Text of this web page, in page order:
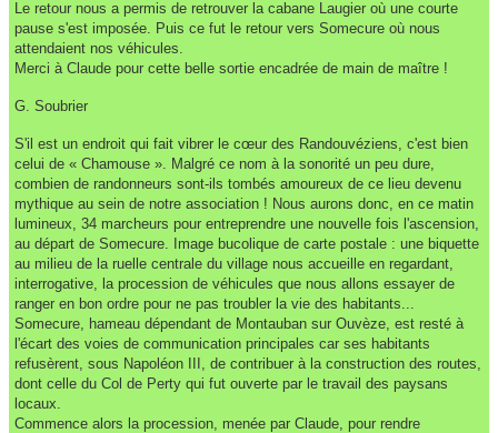
Le retour nous a permis de retrouver la cabane Laugier où une courte
pause s'est imposée. Puis ce fut le retour vers Somecure où nous
attendaient nos véhicules.
Merci à Claude pour cette belle sortie encadrée de main de maître !
G. Soubrier
S'il est un endroit qui fait vibrer le cœur des Randouvéziens, c'est bien
celui de « Chamouse ». Malgré ce nom à la sonorité un peu dure,
combien de randonneurs sont-ils tombés amoureux de ce lieu devenu
mythique au sein de notre association ! Nous aurons donc, en ce matin
lumineux, 34 marcheurs pour entreprendre une nouvelle fois l'ascension,
au départ de Somecure. Image bucolique de carte postale : une biquette
au milieu de la ruelle centrale du village nous accueille en regardant,
interrogative, la procession de véhicules que nous allons essayer de
ranger en bon ordre pour ne pas troubler la vie des habitants...
Somecure, hameau dépendant de Montauban sur Ouvèze, est resté à
l'écart des voies de communication principales car ses habitants
refusèrent, sous Napoléon III, de contribuer à la construction des routes,
dont celle du Col de Perty qui fut ouverte par le travail des paysans
locaux.
Commence alors la procession, menée par Claude, pour rendre